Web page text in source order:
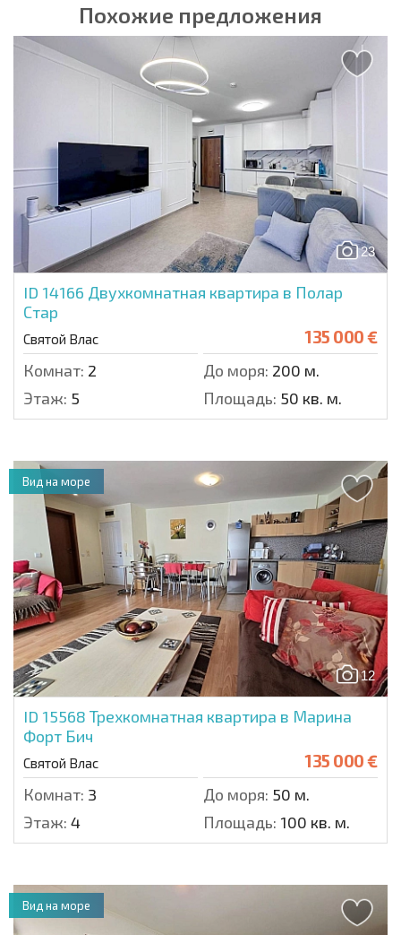
Похожие предложения
23
ID 14166 Двухкомнатная квартира в Полар
Стар
Святой Влас 135 000 €
Комнат: 2 До моря: 200 м.
Этаж: 5 Площадь: 50 кв. м.
12
ID 15568 Трехкомнатная квартира в Марина
Форт Бич
Святой Влас 135 000 €
Комнат: 3 До моря: 50 м.
Этаж: 4 Площадь: 100 кв. м.
Вид на море
Вид на море